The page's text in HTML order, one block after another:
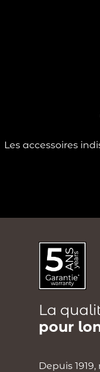
Les accessoires
Le poêle à
économique,
choix de votre
s’accordant avec
La
pour
Depuis